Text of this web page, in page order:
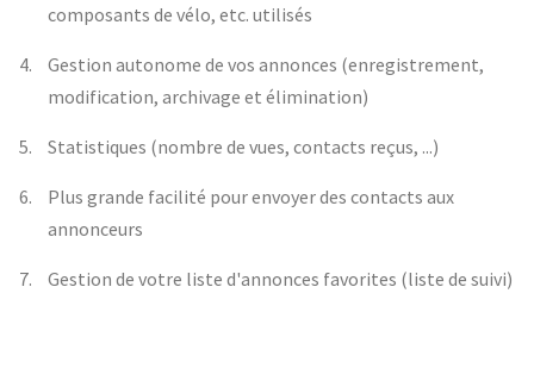
composants de vélo, etc. utilisés
Gestion autonome de vos annonces (enregistrement,
modification, archivage et élimination)
Statistiques (nombre de vues, contacts reçus, ...)
Plus grande facilité pour envoyer des contacts aux
annonceurs
Gestion de votre liste d'annonces favorites (liste de suivi)